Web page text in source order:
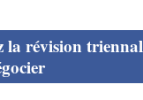
la révision